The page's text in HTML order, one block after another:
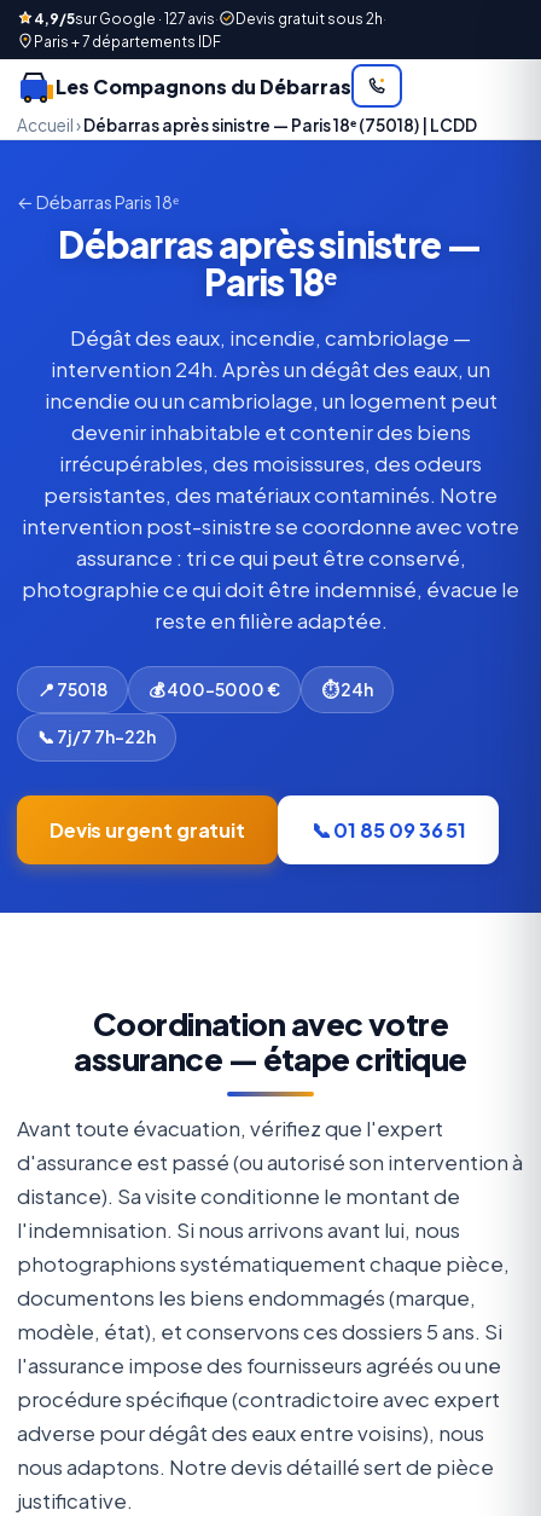
4,9/5sur Google · 127 avis· Devis gratuit sous 2h·
Paris + 7 départements IDF
Les Compagnons du Débarras
Accueil› Débarras après sinistre — Paris 18ᵉ (75018) | LCDD
← Débarras Paris 18ᵉ
Débarras après sinistre —
Paris 18ᵉ
Dégât des eaux, incendie, cambriolage —
intervention 24h. Après un dégât des eaux, un
incendie ou un cambriolage, un logement peut
devenir inhabitable et contenir des biens
irrécupérables, des moisissures, des odeurs
persistantes, des matériaux contaminés. Notre
intervention post-sinistre se coordonne avec votre
assurance : tri ce qui peut être conservé,
photographie ce qui doit être indemnisé, évacue le
reste en filière adaptée.
📍 75018 💰 400-5000 € ⏱ 24h
📞 7j/7 7h-22h
Devis urgent gratuit 📞 01 85 09 36 51
Coordination avec votre
assurance — étape critique
Avant toute évacuation, vérifiez que l'expert
d'assurance est passé (ou autorisé son intervention à
distance). Sa visite conditionne le montant de
l'indemnisation. Si nous arrivons avant lui, nous
photographions systématiquement chaque pièce,
documentons les biens endommagés (marque,
modèle, état), et conservons ces dossiers 5 ans. Si
l'assurance impose des fournisseurs agréés ou une
procédure spécifique (contradictoire avec expert
adverse pour dégât des eaux entre voisins), nous
nous adaptons. Notre devis détaillé sert de pièce
justificative.